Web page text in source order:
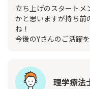
立ち上げのスタートメ
かと思いますが持ち前
ね！
今後のYさんのご活躍
理学療法